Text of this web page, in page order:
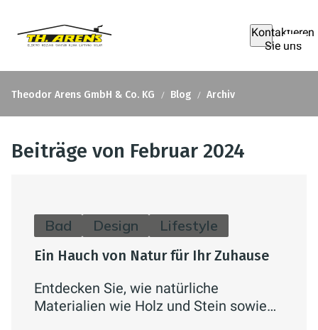
Kontaktieren
Sie uns
Theodor Arens GmbH & Co. KG Blog Archiv
Beiträge von Februar 2024
Bad Design Lifestyle
Ein Hauch von Natur für Ihr Zuhause
Entdecken Sie, wie natürliche
Materialien wie Holz und Stein sowie